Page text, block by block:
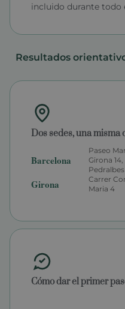
incluido durante todo
Resultados
Dos sedes, una misma
Barcelona
Paseo
Girona 14,
Pedralbes
Girona
Carrer
Maria 4
Cómo dar el primer